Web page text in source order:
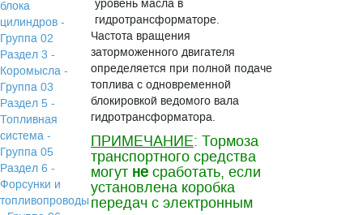
блока
цилиндров -
Группа 02
Раздел 3 -
Коромысла -
Группа 03
Раздел 5 -
Топливная
система -
Группа 05
Раздел 6 -
Форсунки и
топливопроводы
уровень масла в
гидротрансформаторе.
Частота вращения
заторможенного двигателя
определяется при полной подаче
топлива с одновременной
блокировкой ведомого вала
гидротрансформатора.
ПРИМЕЧАНИЕ: Тормоза
транспортного средства
могут не сработать, если
установлена коробка
передач с электронным